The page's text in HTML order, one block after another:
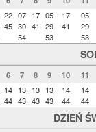
22
45
07
30
54
17
41
05
29
53
17
41
05
29
53
6 7 8 9 10
11
14
44
13
43
13
43
13
43
14
44
14
44
DZIEŃ